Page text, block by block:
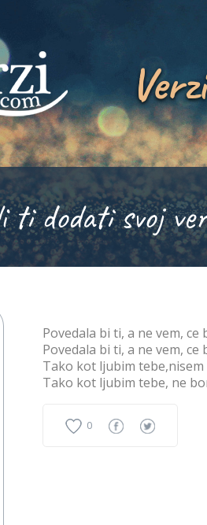
ti dodati svoj
Povedala bi ti, a ne vem, ce
Povedala bi ti, a ne vem, ce
Tako kot ljubim tebe,nisem
Tako kot ljubim tebe, ne
0